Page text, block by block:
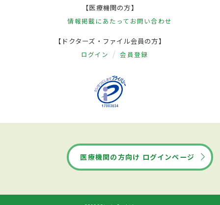
【医療機関の方】
情報掲載にあたって お問い合わせ
【ドクターズ・ファイル会員の方】
ログイン 会員登録
医療機関の方向け ログインページ